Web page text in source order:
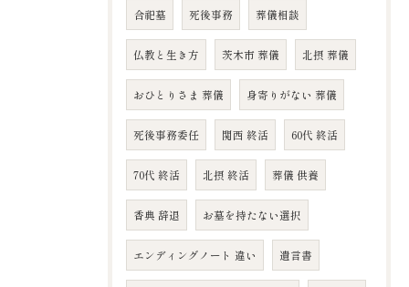
合祀墓 死後事務 葬儀相談
仏教と生き方 茨木市 葬儀 北摂 葬儀
おひとりさま 葬儀 身寄りがない 葬儀
死後事務委任 関西 終活 60代 終活
70代 終活 北摂 終活 葬儀 供養
香典 辞退 お墓を持たない選択
エンディングノート 違い 遺言書